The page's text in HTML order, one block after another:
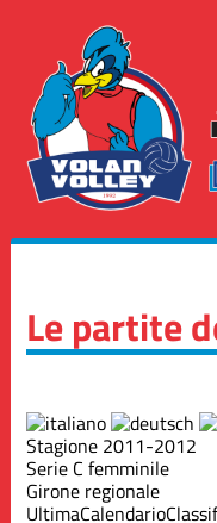
Le partite
Stagione 2011-2012
Serie C femminile
Girone regionale
UltimaCalendario